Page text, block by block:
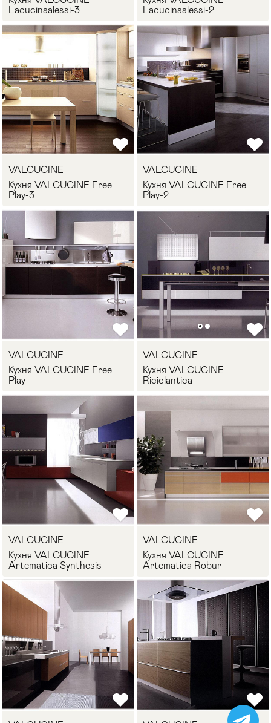
Lacucinaalessi-3
Lacucinaalessi-2
VALCUCINE
Кухня VALCUCINE Free
Play-3
VALCUCINE
Кухня VALCUCINE Free
Play-2
VALCUCINE
Кухня VALCUCINE Free
Play
VALCUCINE
Кухня VALCUCINE
Riciclantica
VALCUCINE
Кухня VALCUCINE
Artematica Synthesis
VALCUCINE
Кухня VALCUCINE
Artematica Robur